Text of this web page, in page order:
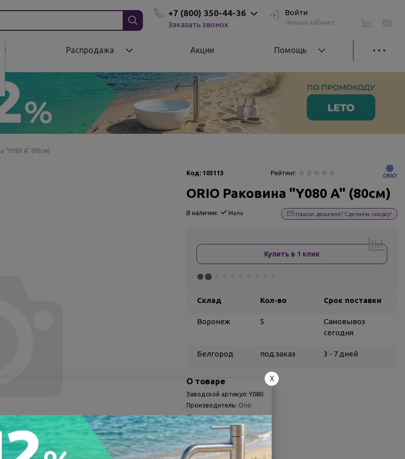
+7 (800) 350-44-36
Заказать звонок
Войти
Личный кабинет
Распродажа Акции Помощь
"Y080 A" (80см)
Код: 103113 Рейтинг:
ORIO Раковина "Y080 A" (80см)
В наличии: Мало Нашли дешевле? Сделаем скидку!
Купить в 1 клик
Склад Кол-во Срок поставки
Воронеж 5
Самовывоз
сегодня
Белгород под заказ 3 - 7 дней
О товаре
Заводской артикул: Y080
Производитель: Orio
Другие характеристики
Поделиться
X